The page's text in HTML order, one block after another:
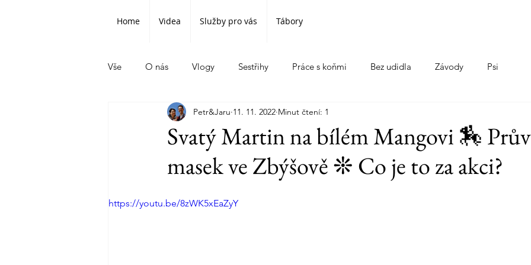
Home Videa Služby pro vás Tábory
Vše O nás Vlogy Sestřihy Práce s koňmi Bez udidla Závody Psi
Svatý Martin na bílém Mangovi 🏇
masek ve Zbýšově ❊ Co je to za akci?
Petr&Jaru 11. 11. 2022 Minut čtení: 1
https://youtu.be/8zWK5xEaZyY